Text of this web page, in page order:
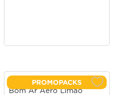
PROMOPACKS
Bom Ar Aero Limão